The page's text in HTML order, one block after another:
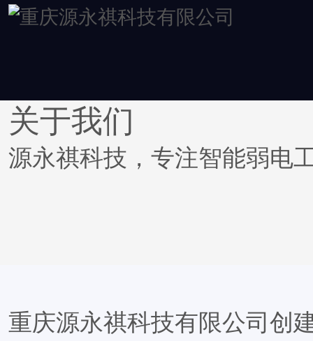
关于我们
源永祺科技，专注智能弱电
重庆源永祺科技有限公司创